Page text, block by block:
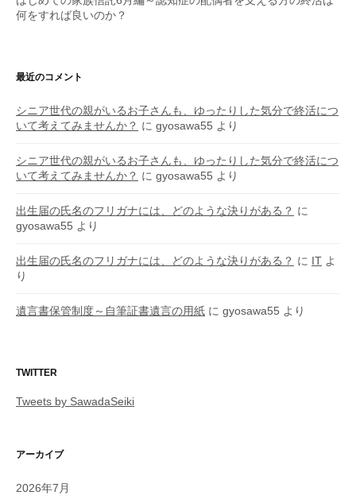
何をすれば良いのか？
最近のコメント
シニア世代の親がいるお子さんも、ゆったりした気分で終活につ
いて考えてみませんか？ に gyosawa55 より
シニア世代の親がいるお子さんも、ゆったりした気分で終活につ
いて考えてみませんか？ に gyosawa55 より
出生届の氏名のフリガナには、どのような決りがある？ に
gyosawa55 より
出生届の氏名のフリガナには、どのような決りがある？ に IT よ
り
遺言書保管制度～自筆証書遺言の用紙 に gyosawa55 より
TWITTER
Tweets by SawadaSeiki
アーカイブ
2026年7月